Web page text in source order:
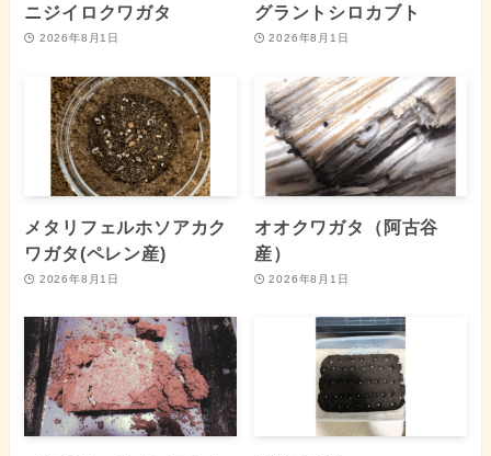
ニジイロクワガタ
2026年8月1日
グラントシロカブト
2026年8月1日
メタリフェルホソアカク
ワガタ(ペレン産)
2026年8月1日
オオクワガタ（阿古谷
産）
2026年8月1日